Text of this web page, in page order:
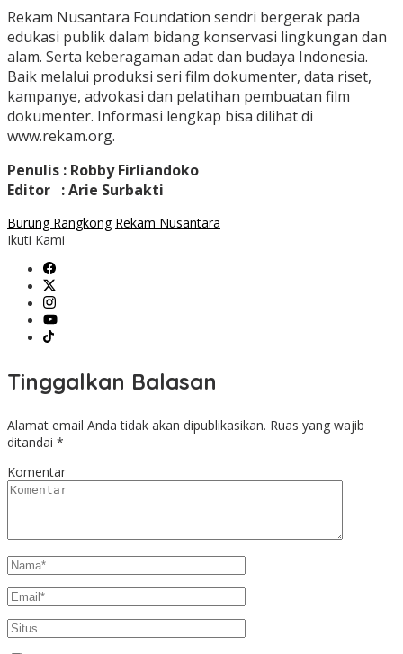
Rekam Nusantara Foundation sendri bergerak pada
edukasi publik dalam bidang konservasi lingkungan dan
alam. Serta keberagaman adat dan budaya Indonesia.
Baik melalui produksi seri film dokumenter, data riset,
kampanye, advokasi dan pelatihan pembuatan film
dokumenter. Informasi lengkap bisa dilihat di
www.rekam.org.
Penulis : Robby Firliandoko
Editor : Arie Surbakti
Burung Rangkong Rekam Nusantara
Ikuti Kami
Tinggalkan Balasan
Alamat email Anda tidak akan dipublikasikan. Ruas yang wajib
ditandai *
Komentar